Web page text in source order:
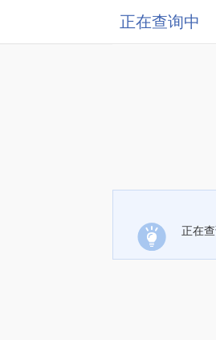
正在查询中
正在